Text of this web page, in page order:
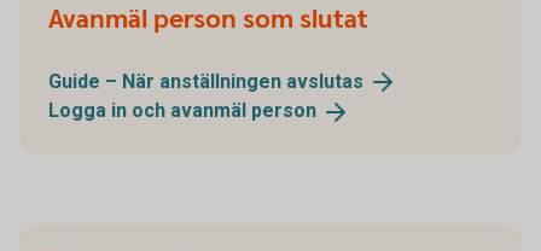
Avanmäl person som slutat
Guide – När anställningen avslutas
Logga in och avanmäl person